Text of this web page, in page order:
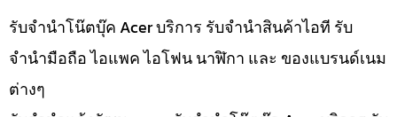
รับจำนำโน๊ตบุ๊ค Acer บริการ รับจำนำสินค้าไอที รับ
จำนำมือถือ ไอแพค ไอโฟน นาฬิกา และ ของแบรนด์เนม
ต่างๆ